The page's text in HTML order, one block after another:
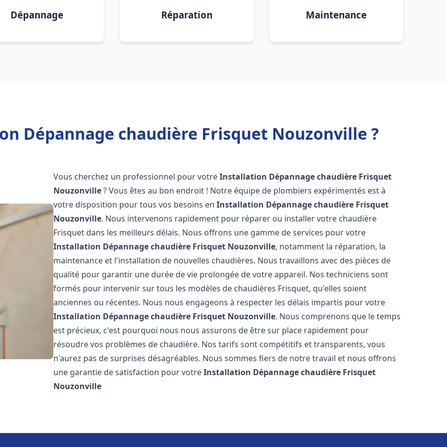
Dépannage Réparation Maintenance
Dépannage chaudière Frisquet Nouzonville ?
Vous cherchez un professionnel pour votreInstallation Dépannage chaudière Frisquet
Nouzonville? Vous êtes au bon endroit ! Notre équipe de plombiers expérimentés est à
votre disposition pour tous vos besoins enInstallation Dépannage chaudière Frisquet
Nouzonville. Nous intervenons rapidement pour réparer ou installer votre chaudière
Frisquet dans les meilleurs délais. Nous offrons une gamme de services pour votre
Installation Dépannage chaudière Frisquet Nouzonville, notamment la réparation, la
maintenance et l'installation de nouvelles chaudières. Nous travaillons avec des pièces de
qualité pour garantir une durée de vie prolongée de votre appareil. Nos techniciens sont
formés pour intervenir sur tous les modèles de chaudières Frisquet, qu'elles soient
anciennes ou récentes. Nous nous engageons à respecter les délais impartis pour votre
Installation Dépannage chaudière Frisquet Nouzonville. Nous comprenons que le temps
est précieux, c'est pourquoi nous nous assurons de être sur place rapidement pour
résoudre vos problèmes de chaudière. Nos tarifs sont compétitifs et transparents, vous
n'aurez pas de surprises désagréables. Nous sommes fiers de notre travail et nous offrons
une garantie de satisfaction pour votreInstallation Dépannage chaudière Frisquet
Nouzonville